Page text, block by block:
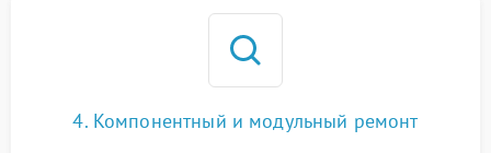
4. Компонентный и модульный ремонт